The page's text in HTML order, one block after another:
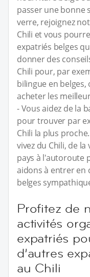
passer une bonne
verre, rejoignez
Chili et vous
expatriés belges
donner des
Chili pour, par
bilingue en
acheter les
- Vous aidez de la
pour trouver par
Chili la plus
vivez du Chili, de
pays à l'autoroute
aidons à entrer en
belges
Profitez de
activités
expatriés
d’autres
au Chili